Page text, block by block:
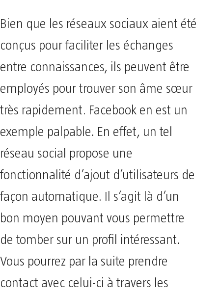
Bien que les réseaux sociaux aient été
conçus pour faciliter les échanges
entre connaissances, ils peuvent être
employés pour trouver son âme sœur
très rapidement. Facebook en est un
exemple palpable. En effet, un tel
réseau social propose une
fonctionnalité d’ajout d’utilisateurs de
façon automatique. Il s’agit là d’un
bon moyen pouvant vous permettre
de tomber sur un profil intéressant.
Vous pourrez par la suite prendre
contact avec celui-ci à travers les